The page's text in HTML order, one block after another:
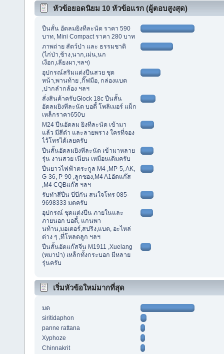
หัวข้อยอดนิยม 10 หัวข้อแรก (ผู้ตอบสูงสุด)
ปืนสั้น อัดลมยิงทีละนัด ราคา 590
บาท, Mini Compact ราคา 280 บาท
ภาพถ่าย สัตว์ป่า และ ธรรมชาติ
(ไก่ป่า,ช้าง,นาก,เม่น,นก
เงือก,เลียงผา,ฯลฯ)
อุปกรณ์สริมแต่งปืนสวย ชุด
หน้า,พานท้าย ,กิ๊ฟมือ, กล่องแบต
,ปากลำกล้อง ฯลฯ
สั่งสินค้าครับGlock 18c ปืนสั้น
อัดลมยิงทีละนัด บอดี้ โพลิเมอร์ แม็ก
เหล็กราคา650บ
M24 ปืนอัดลม ยิงทีละนัด เข้ามา
แล้ว มีสีดำ และลายพราง ใครที่จอง
ไว้โทรได้เลยครับ
ปืนสั้นอัดลมยิงทีละนัด เข้ามาหลาย
รุ่น งานสวย เนียน เหมือนเดิมครับ
ปืนยาวไฟฟ้าตระกูล M4 ,MP-5, AK,
G-36, P-90 ,ลูกซอง,M4 A1อัดแก๊ส
,M4 CQBแก๊ส ฯลฯ
รับทำสีปืน บีบีกัน สนใจโทร 085-
9698333 มดครับ
อุปกรณ์ ชุดแต่งปืน ภายในและ
ภายนอก บอดี้, แกนพา
นท้าน,มอเตอร์,สปริง,แบต, อะไหล่
ต่าง ๆ ,ที่โหลดลูก ฯลฯ
ปืนสั้นอัดแก๊สจีน M1911 ,Xuelang
(หมาป่า) เหล็กทั้งกระบอก มีหลาย
รุ่นครับ
เริ่มหัวข้อใหม่มากที่สุด
มด
siritidaphon
panne rattana
Xyphoze
Chinnakrit